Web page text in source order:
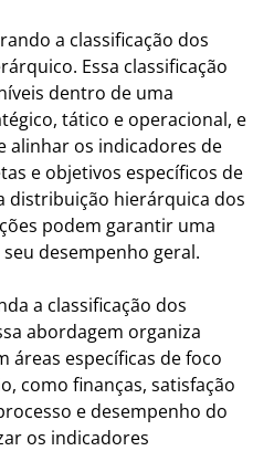
a classificação dos
Essa classificação
dentro de uma
tático e operacional, e
alinhar os indicadores de
e objetivos específicos de
distribuição hierárquica dos
podem garantir uma
desempenho geral.
a classificação dos
abordagem organiza
áreas específicas de foco
como finanças, satisfação
e desempenho do
os indicadores